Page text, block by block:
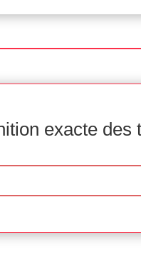
exacte des